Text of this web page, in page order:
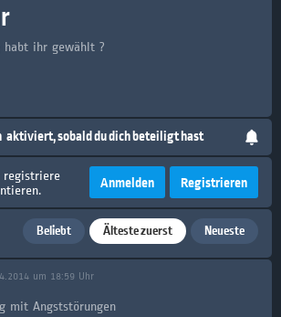
habt ihr gewählt ?
aktiviert, sobald du dich beteiligt hast
registriere
Anmelden Registrieren
Beliebt Älteste zuerst Neueste
um 18:59 Uhr
mit Angststörungen